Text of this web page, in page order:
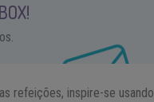
refeições, inspire-se